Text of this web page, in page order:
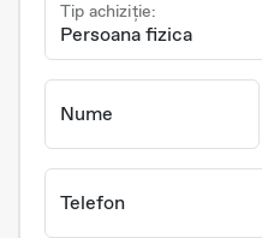
Tip achiziție:
Nume
Telefon